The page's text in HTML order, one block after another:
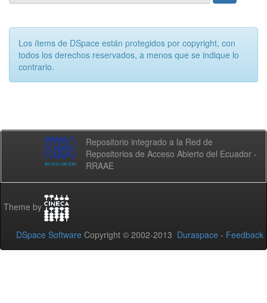
Los ítems de DSpace están protegidos por copyright, con
todos los derechos reservados, a menos que se indique lo
contrario.
Repositorio integrado a la Red de
Repositorios de Acceso Abierto del Ecuador -
RRAAE
Theme by
DSpace Software Copyright © 2002-2013 Duraspace - Feedback